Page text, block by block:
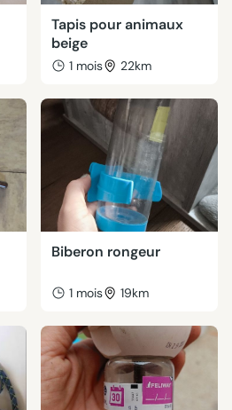
Tapis pour animaux
beige
1 mois 22km
Biberon rongeur
1 mois 19km